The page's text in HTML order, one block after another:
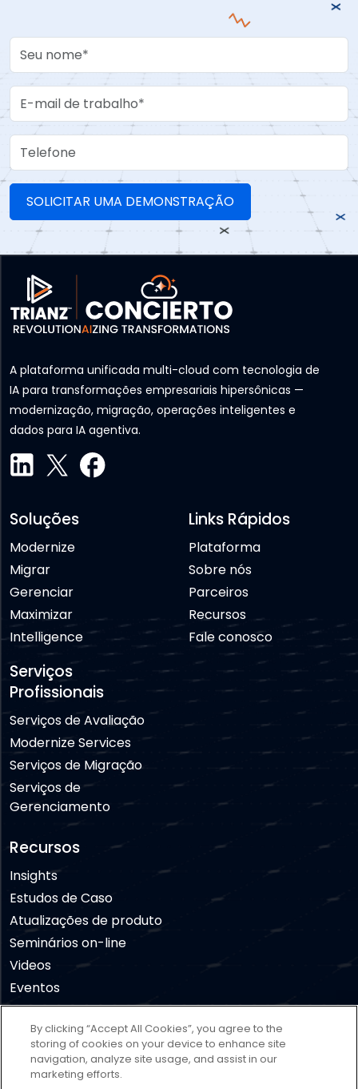
Your Name
Work Email
Telefone
A plataforma unificada multi-cloud com tecnologia de
IA para transformações empresariais hipersônicas —
modernização, migração, operações inteligentes e
dados para IA agentiva.
Soluções
Modernize
Migrar
Gerenciar
Maximizar
Intelligence
Serviços
Profissionais
Serviços de Avaliação
Modernize Services
Serviços de Migração
Serviços de
Gerenciamento
Links Rápidos
Plataforma
Sobre nós
Parceiros
Recursos
Fale conosco
Recursos
Insights
Estudos de Caso
Atualizações de produto
Seminários on-line
Videos
Eventos
Aviso legal Termos de uso Política de Privacidade
Política de Cookies
Cookies Settings
By clicking “Accept All Cookies”, you agree to the
storing of cookies on your device to enhance site
navigation, analyze site usage, and assist in our
marketing efforts.